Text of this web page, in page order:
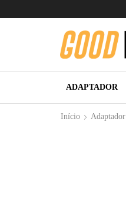
ADAPTADOR
Início Adaptador